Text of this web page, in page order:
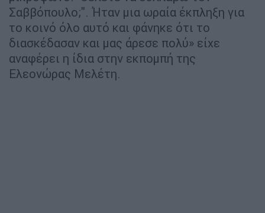
Σαββόπουλο;". Ήταν μια ωραία έκπληξη για
το κοινό όλο αυτό και φάνηκε ότι το
διασκέδασαν και μας άρεσε πολύ» είχε
αναφέρει η ίδια στην εκπομπή της
Ελεονώρας Μελέτη.